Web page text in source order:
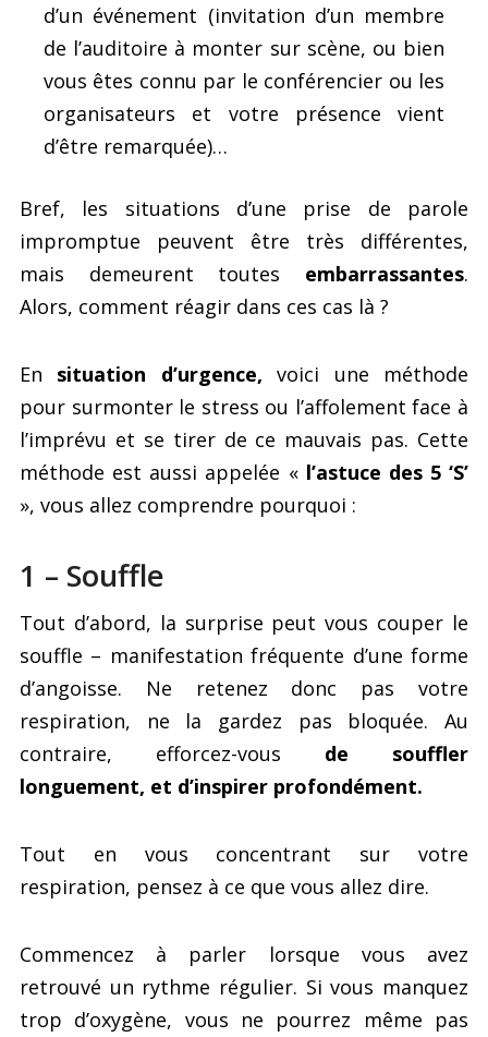
d’un événement (invitation d’un membre
de l’auditoire à monter sur scène, ou bien
vous êtes connu par le conférencier ou les
organisateurs et votre présence vient
d’être remarquée)…
Bref, les situations d’une prise de parole
impromptue peuvent être très différentes,
mais demeurent toutes embarrassantes.
Alors, comment réagir dans ces cas là ?
En situation d’urgence, voici une méthode
pour surmonter le stress ou l’affolement face à
l’imprévu et se tirer de ce mauvais pas. Cette
méthode est aussi appelée « l’astuce des 5 ‘S’
», vous allez comprendre pourquoi :
1 – Souffle
Tout d’abord, la surprise peut vous couper le
souffle – manifestation fréquente d’une forme
d’angoisse. Ne retenez donc pas votre
respiration, ne la gardez pas bloquée. Au
contraire, efforcez-vous de souffler
longuement, et d’inspirer profondément.
Tout en vous concentrant sur votre
respiration, pensez à ce que vous allez dire.
Commencez à parler lorsque vous avez
retrouvé un rythme régulier. Si vous manquez
trop d’oxygène, vous ne pourrez même pas